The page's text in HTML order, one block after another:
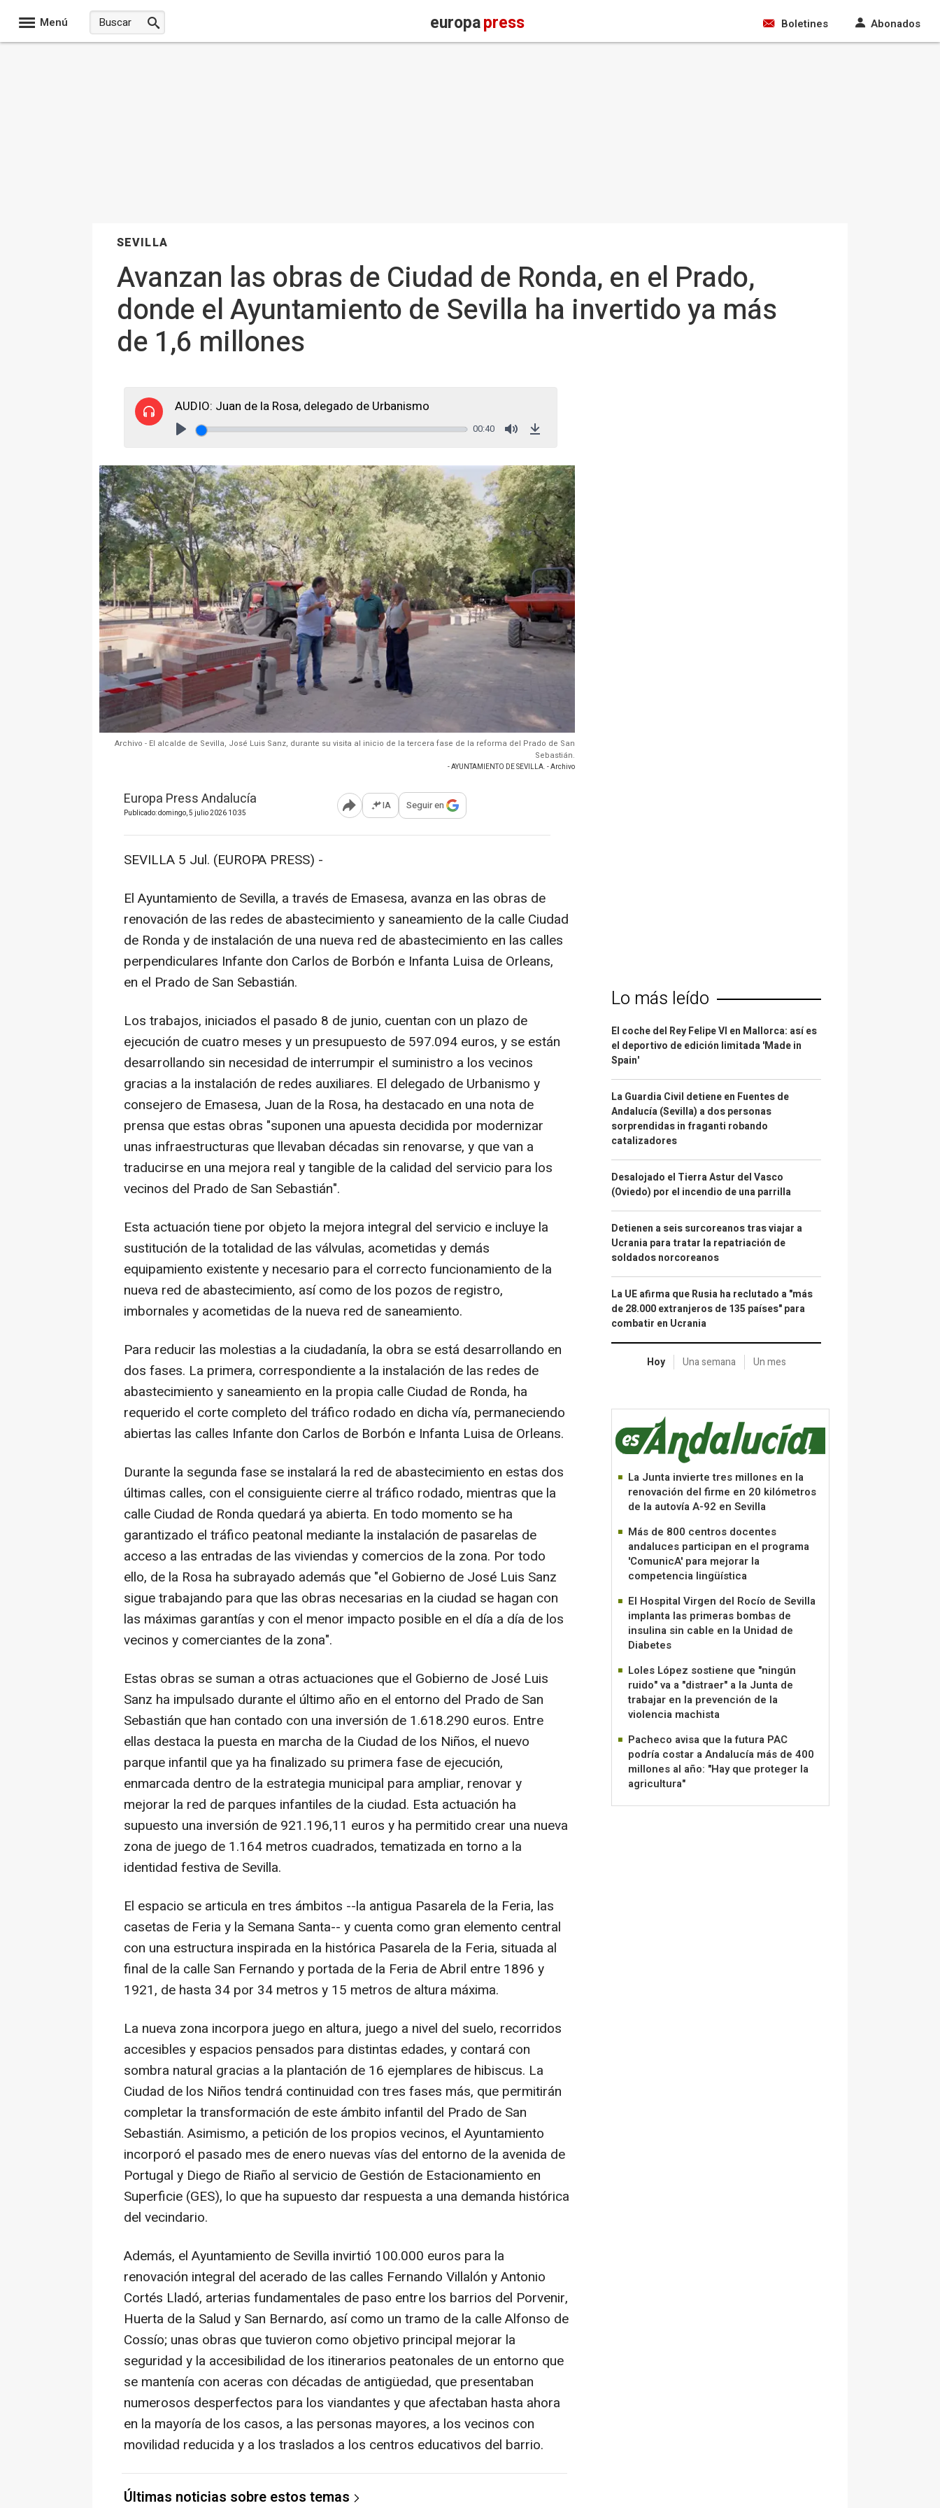
Menú europapress Boletines Abonados
SEVILLA
Avanzan las obras de Ciudad de Ronda, en el Prado,
donde el Ayuntamiento de Sevilla ha invertido ya más
de 1,6 millones
AUDIO: Juan de la Rosa, delegado de Urbanismo
00:40
Archivo - El alcalde de Sevilla, José Luis Sanz, durante su visita al inicio de la tercera fase de la reforma del Prado de San
Sebastián.
- AYUNTAMIENTO DE SEVILLA. - Archivo
Europa Press Andalucía
Publicado: domingo, 5 julio 2026 10:35 Abrir opciones para compartir
IA Seguir en
SEVILLA 5 Jul. (EUROPA PRESS) -
El Ayuntamiento de Sevilla, a través de Emasesa, avanza en las obras de
renovación de las redes de abastecimiento y saneamiento de la calle Ciudad
de Ronda y de instalación de una nueva red de abastecimiento en las calles
perpendiculares Infante don Carlos de Borbón e Infanta Luisa de Orleans,
en el Prado de San Sebastián.
Los trabajos, iniciados el pasado 8 de junio, cuentan con un plazo de
ejecución de cuatro meses y un presupuesto de 597.094 euros, y se están
desarrollando sin necesidad de interrumpir el suministro a los vecinos
gracias a la instalación de redes auxiliares. El delegado de Urbanismo y
consejero de Emasesa, Juan de la Rosa, ha destacado en una nota de
prensa que estas obras "suponen una apuesta decidida por modernizar
unas infraestructuras que llevaban décadas sin renovarse, y que van a
traducirse en una mejora real y tangible de la calidad del servicio para los
vecinos del Prado de San Sebastián".
Esta actuación tiene por objeto la mejora integral del servicio e incluye la
sustitución de la totalidad de las válvulas, acometidas y demás
equipamiento existente y necesario para el correcto funcionamiento de la
nueva red de abastecimiento, así como de los pozos de registro,
imbornales y acometidas de la nueva red de saneamiento.
Para reducir las molestias a la ciudadanía, la obra se está desarrollando en
dos fases. La primera, correspondiente a la instalación de las redes de
abastecimiento y saneamiento en la propia calle Ciudad de Ronda, ha
requerido el corte completo del tráfico rodado en dicha vía, permaneciendo
abiertas las calles Infante don Carlos de Borbón e Infanta Luisa de Orleans.
Durante la segunda fase se instalará la red de abastecimiento en estas dos
últimas calles, con el consiguiente cierre al tráfico rodado, mientras que la
calle Ciudad de Ronda quedará ya abierta. En todo momento se ha
garantizado el tráfico peatonal mediante la instalación de pasarelas de
acceso a las entradas de las viviendas y comercios de la zona. Por todo
ello, de la Rosa ha subrayado además que "el Gobierno de José Luis Sanz
sigue trabajando para que las obras necesarias en la ciudad se hagan con
las máximas garantías y con el menor impacto posible en el día a día de los
vecinos y comerciantes de la zona".
Estas obras se suman a otras actuaciones que el Gobierno de José Luis
Sanz ha impulsado durante el último año en el entorno del Prado de San
Sebastián que han contado con una inversión de 1.618.290 euros. Entre
ellas destaca la puesta en marcha de la Ciudad de los Niños, el nuevo
parque infantil que ya ha finalizado su primera fase de ejecución,
enmarcada dentro de la estrategia municipal para ampliar, renovar y
mejorar la red de parques infantiles de la ciudad. Esta actuación ha
supuesto una inversión de 921.196,11 euros y ha permitido crear una nueva
zona de juego de 1.164 metros cuadrados, tematizada en torno a la
identidad festiva de Sevilla.
El espacio se articula en tres ámbitos --la antigua Pasarela de la Feria, las
casetas de Feria y la Semana Santa-- y cuenta como gran elemento central
con una estructura inspirada en la histórica Pasarela de la Feria, situada al
final de la calle San Fernando y portada de la Feria de Abril entre 1896 y
1921, de hasta 34 por 34 metros y 15 metros de altura máxima.
La nueva zona incorpora juego en altura, juego a nivel del suelo, recorridos
accesibles y espacios pensados para distintas edades, y contará con
sombra natural gracias a la plantación de 16 ejemplares de hibiscus. La
Ciudad de los Niños tendrá continuidad con tres fases más, que permitirán
completar la transformación de este ámbito infantil del Prado de San
Sebastián. Asimismo, a petición de los propios vecinos, el Ayuntamiento
incorporó el pasado mes de enero nuevas vías del entorno de la avenida de
Portugal y Diego de Riaño al servicio de Gestión de Estacionamiento en
Superficie (GES), lo que ha supuesto dar respuesta a una demanda histórica
del vecindario.
Además, el Ayuntamiento de Sevilla invirtió 100.000 euros para la
renovación integral del acerado de las calles Fernando Villalón y Antonio
Cortés Lladó, arterias fundamentales de paso entre los barrios del Porvenir,
Huerta de la Salud y San Bernardo, así como un tramo de la calle Alfonso de
Cossío; unas obras que tuvieron como objetivo principal mejorar la
seguridad y la accesibilidad de los itinerarios peatonales de un entorno que
se mantenía con aceras con décadas de antigüedad, que presentaban
numerosos desperfectos para los viandantes y que afectaban hasta ahora
en la mayoría de los casos, a las personas mayores, a los vecinos con
movilidad reducida y a los traslados a los centros educativos del barrio.
Últimas noticias sobre estos temas
Lo más leído
El coche del Rey Felipe VI en Mallorca: así es
el deportivo de edición limitada 'Made in
Spain'
La Guardia Civil detiene en Fuentes de
Andalucía (Sevilla) a dos personas
sorprendidas in fraganti robando
catalizadores
Desalojado el Tierra Astur del Vasco
(Oviedo) por el incendio de una parrilla
Detienen a seis surcoreanos tras viajar a
Ucrania para tratar la repatriación de
soldados norcoreanos
La UE afirma que Rusia ha reclutado a "más
de 28.000 extranjeros de 135 países" para
combatir en Ucrania
Hoy Una semana Un mes
La Junta invierte tres millones en la
renovación del firme en 20 kilómetros
de la autovía A-92 en Sevilla
Más de 800 centros docentes
andaluces participan en el programa
'ComunicA' para mejorar la
competencia lingüística
El Hospital Virgen del Rocío de Sevilla
implanta las primeras bombas de
insulina sin cable en la Unidad de
Diabetes
Loles López sostiene que "ningún
ruido" va a "distraer" a la Junta de
trabajar en la prevención de la
violencia machista
Pacheco avisa que la futura PAC
podría costar a Andalucía más de 400
millones al año: "Hay que proteger la
agricultura"